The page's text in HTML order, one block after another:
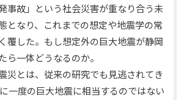
事故」という社会災害が重なり合う未
となり、これまでの想定や地震学の常
覆した。もし想定外の巨大地震が静岡
ら一体どうなるのか。
災とは、従来の研究でも見逃されてき
一度の巨大地震に相当するのではない